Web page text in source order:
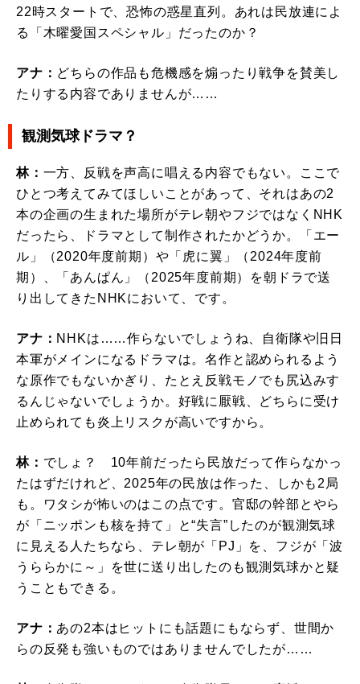
22時スタートで、恐怖の惑星直列。あれは民放連によ
る「木曜愛国スペシャル」だったのか？
アナ： どちらの作品も危機感を煽ったり戦争を賛美し
たりする内容でありませんが……
観測気球ドラマ？
林： 一方、反戦を声高に唱える内容でもない。ここで
ひとつ考えてみてほしいことがあって、それはあの2
本の企画の生まれた場所がテレ朝やフジではなくNHK
だったら、ドラマとして制作されたかどうか。「エー
ル」（2020年度前期）や「虎に翼」（2024年度前
期）、「あんぱん」（2025年度前期）を朝ドラで送
り出してきたNHKにおいて、です。
アナ： NHKは……作らないでしょうね、自衛隊や旧日
本軍がメインになるドラマは。名作と認められるよう
な原作でもないかぎり、たとえ反戦モノでも尻込みす
るんじゃないでしょうか。好戦に厭戦、どちらに受け
止められても炎上リスクが高いですから。
林： でしょ？ 10年前だったら民放だって作らなかっ
たはずだけれど、2025年の民放は作った、しかも2局
も。ワタシが怖いのはこの点です。官邸の幹部とやら
が「ニッポンも核を持て」と“失言”したのが観測気球
に見える人たちなら、テレ朝が「PJ」を、フジが「波
うららかに～」を世に送り出したのも観測気球かと疑
うこともできる。
アナ： あの2本はヒットにも話題にもならず、世間か
らの反発も強いものではありませんでしたが……